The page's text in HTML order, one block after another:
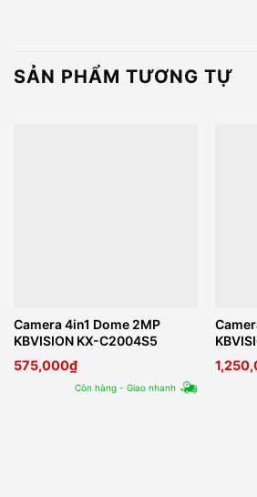
SẢN PHẨM TƯƠNG TỰ
Camera 4in1 Dome 2MP
KBVISION KX-C2004S5
575,000₫
Còn hàng - Giao nhanh